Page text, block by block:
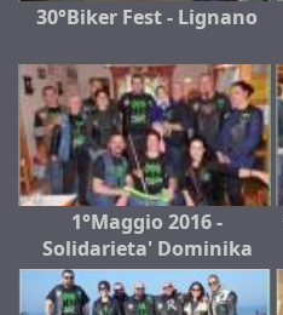
30°Biker Fest - Lignano
1°Maggio 2016 -
Solidarieta' Dominika